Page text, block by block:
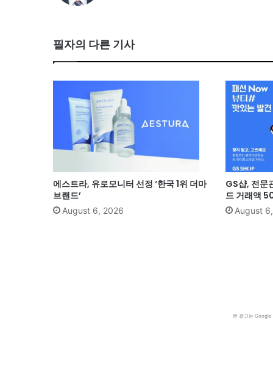
필자의 다른 기사
에스트라, 유로모니터 선정 ‘한국 1위 더마
브랜드’
August 6, 2026
GS샵, 전문
드 거래액
August
본 광고는 Google